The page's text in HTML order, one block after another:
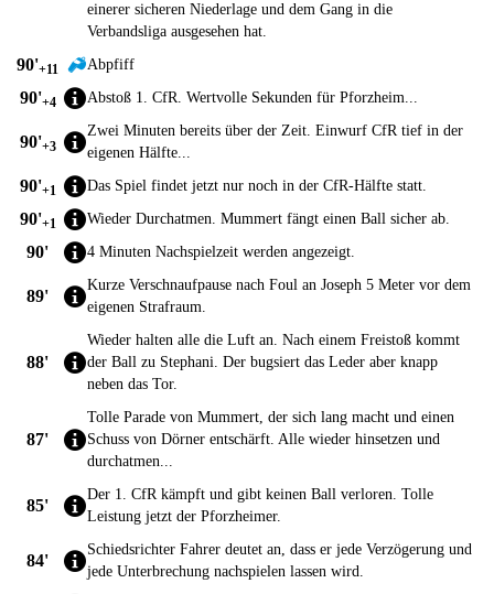
einerer sicheren Niederlage und dem Gang in die
Verbandsliga ausgesehen hat.
90'+11 Abpfiff
90'+4 Abstoß 1. CfR. Wertvolle Sekunden für Pforzheim...
90'+3
Zwei Minuten bereits über der Zeit. Einwurf CfR tief in der
eigenen Hälfte...
90'+1 Das Spiel findet jetzt nur noch in der CfR-Hälfte statt.
90'+1 Wieder Durchatmen. Mummert fängt einen Ball sicher ab.
90' 4 Minuten Nachspielzeit werden angezeigt.
89'
Kurze Verschnaufpause nach Foul an Joseph 5 Meter vor dem
eigenen Strafraum.
88'
Wieder halten alle die Luft an. Nach einem Freistoß kommt
der Ball zu Stephani. Der bugsiert das Leder aber knapp
neben das Tor.
87'
Tolle Parade von Mummert, der sich lang macht und einen
Schuss von Dörner entschärft. Alle wieder hinsetzen und
durchatmen...
85'
Der 1. CfR kämpft und gibt keinen Ball verloren. Tolle
Leistung jetzt der Pforzheimer.
84'
Schiedsrichter Fahrer deutet an, dass er jede Verzögerung und
jede Unterbrechung nachspielen lassen wird.